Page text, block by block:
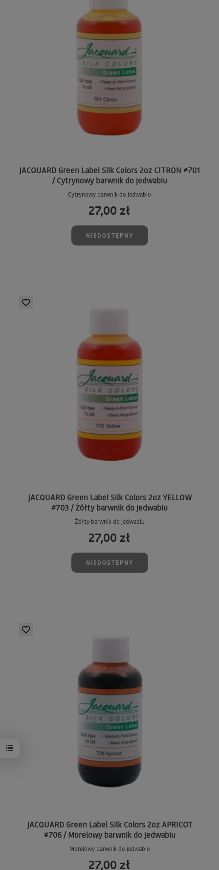
JACQUARD Green Label Silk Colors 2oz CITRON #701
/ Cytrynowy barwnik do jedwabiu
Cytrynowy barwnik do jedwabiu
27,00 zł
NIEDOSTĘPNY
JACQUARD Green Label Silk Colors 2oz YELLOW
#703 / Żółty barwnik do jedwabiu
Żółty barwnik do jedwabiu
27,00 zł
NIEDOSTĘPNY
JACQUARD Green Label Silk Colors 2oz APRICOT
#706 / Morelowy barwnik do jedwabiu
Morelowy barwnik do jedwabiu
27,00 zł